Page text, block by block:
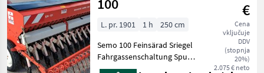
100
€
Cena
vključuje
DDV
(stopnja
20%)
2.075 € neto
L. pr. 1901 1 h
250 cm
Semo 100 Feinsärad Sriegel
Fahrgassenschaltung Spur
1, 5 Meter konvencionalno,